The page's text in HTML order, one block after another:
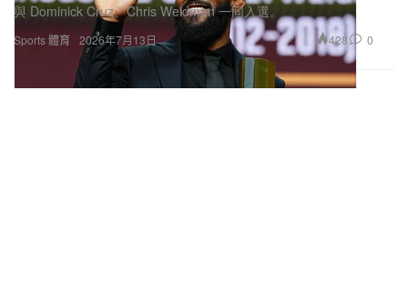
Sports 體育
與 Dominick Cruz、Chris Weidman 一同入選。
2026年7月13日 428 0